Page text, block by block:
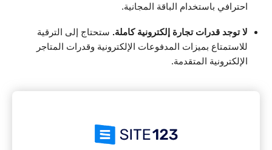
احترافي باستخدام الباقة المجانية.
لا توجد قدرات تجارة إلكترونية كاملة. ستحتاج إلى الترقية
للاستمتاع بميزات المدفوعات الإلكترونية وقدرات المتاجر
الإلكترونية المتقدمة.